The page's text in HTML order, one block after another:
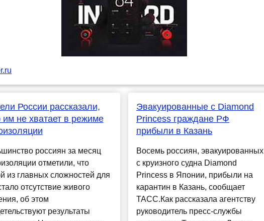
России рассказали,
им не хватает в режиме
россиян за месяц
отметили, что
из главных сложностей для
отсутствие живого
об этом
результаты
Эвакуированные с Diamond
Princess граждане РФ
прибыли в Казань
Восемь россиян, эвакуированных
с круизного судна Diamond
Princess в Японии, прибыли на
карантин в Казань, сообщает
ТАСС.Как рассказала агентству
руководитель пресс-службы